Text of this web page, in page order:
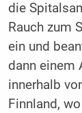
die
Rauch zum
ein und
dann einem
innerhalb
Finnland,